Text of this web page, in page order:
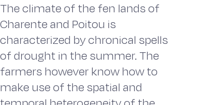
The climate of the fen lands of
Charente and Poitou is
characterized by chronical spells
of drought in the summer. The
farmers however know how to
make use of the spatial and